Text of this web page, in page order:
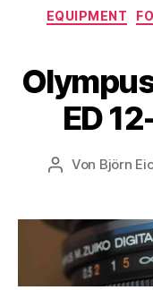
EQUIPMENT
ED
Beitragsautor
Von Björn